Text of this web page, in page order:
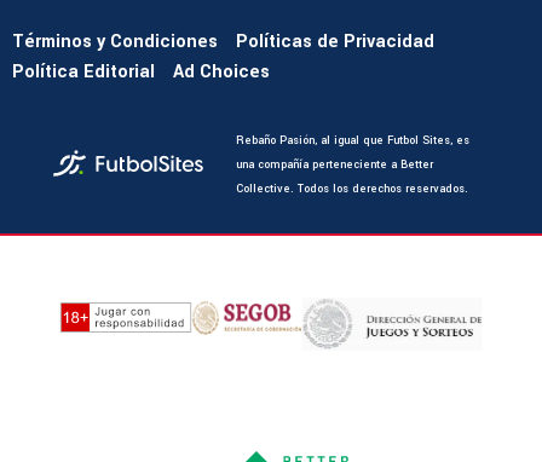
Términos y Condiciones
Políticas de Privacidad
Política Editorial
Ad Choices
Rebaño Pasión, al igual que Futbol Sites, es
una compañía perteneciente a Better
Collective. Todos los derechos reservados.